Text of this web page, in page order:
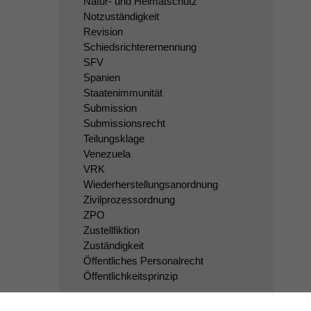
Notzuständigkeit
Revision
Schiedsrichterernennung
SFV
Spanien
Staatenimmunität
Submission
Submissionsrecht
Teilungsklage
Venezuela
VRK
Wiederherstellungsanordnung
Zivilprozessordnung
ZPO
Zustellfiktion
Zuständigkeit
Öffentliches Personalrecht
Öffentlichkeitsprinzip